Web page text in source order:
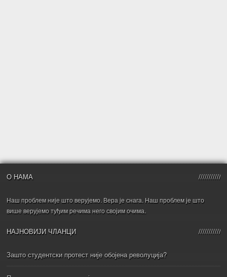
О НАМА
Наш проблем није што верујемо. Вера је снага. Наш проблем је што
више верујемо туђим речима него својим очима.
НАЈНОВИЈИ ЧЛАНЦИ
Зашто студентски протест није обојена револуција?